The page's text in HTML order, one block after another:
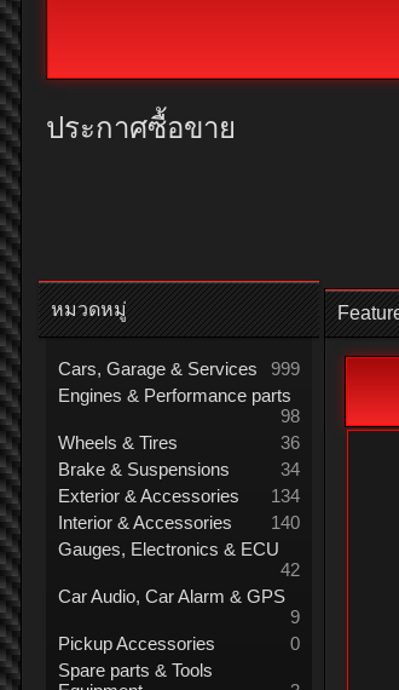
ประกาศซื้อขาย
หมวดหมู่
Cars, Garage & Services
999
Engines & Performance parts
98
Wheels & Tires
36
Brake & Suspensions
34
Exterior & Accessories
134
Interior & Accessories
140
Gauges, Electronics & ECU
42
Car Audio, Car Alarm & GPS
9
Pickup Accessories
0
Spare parts & Tools